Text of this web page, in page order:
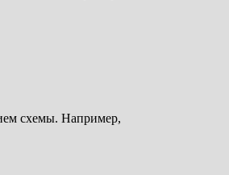
схемы. Например,